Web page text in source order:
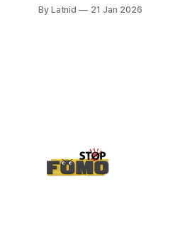
而应该谨慎，数据很明显偏向
By Latnid 21 Jan 2026